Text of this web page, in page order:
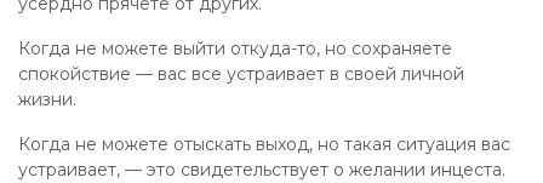
Когда не можете выйти откуда-то, но сохраняете
спокойствие — вас все устраивает в своей личной
жизни.
Когда не можете отыскать выход, но такая ситуация вас
устраивает, — это свидетельствует о желании инцеста.